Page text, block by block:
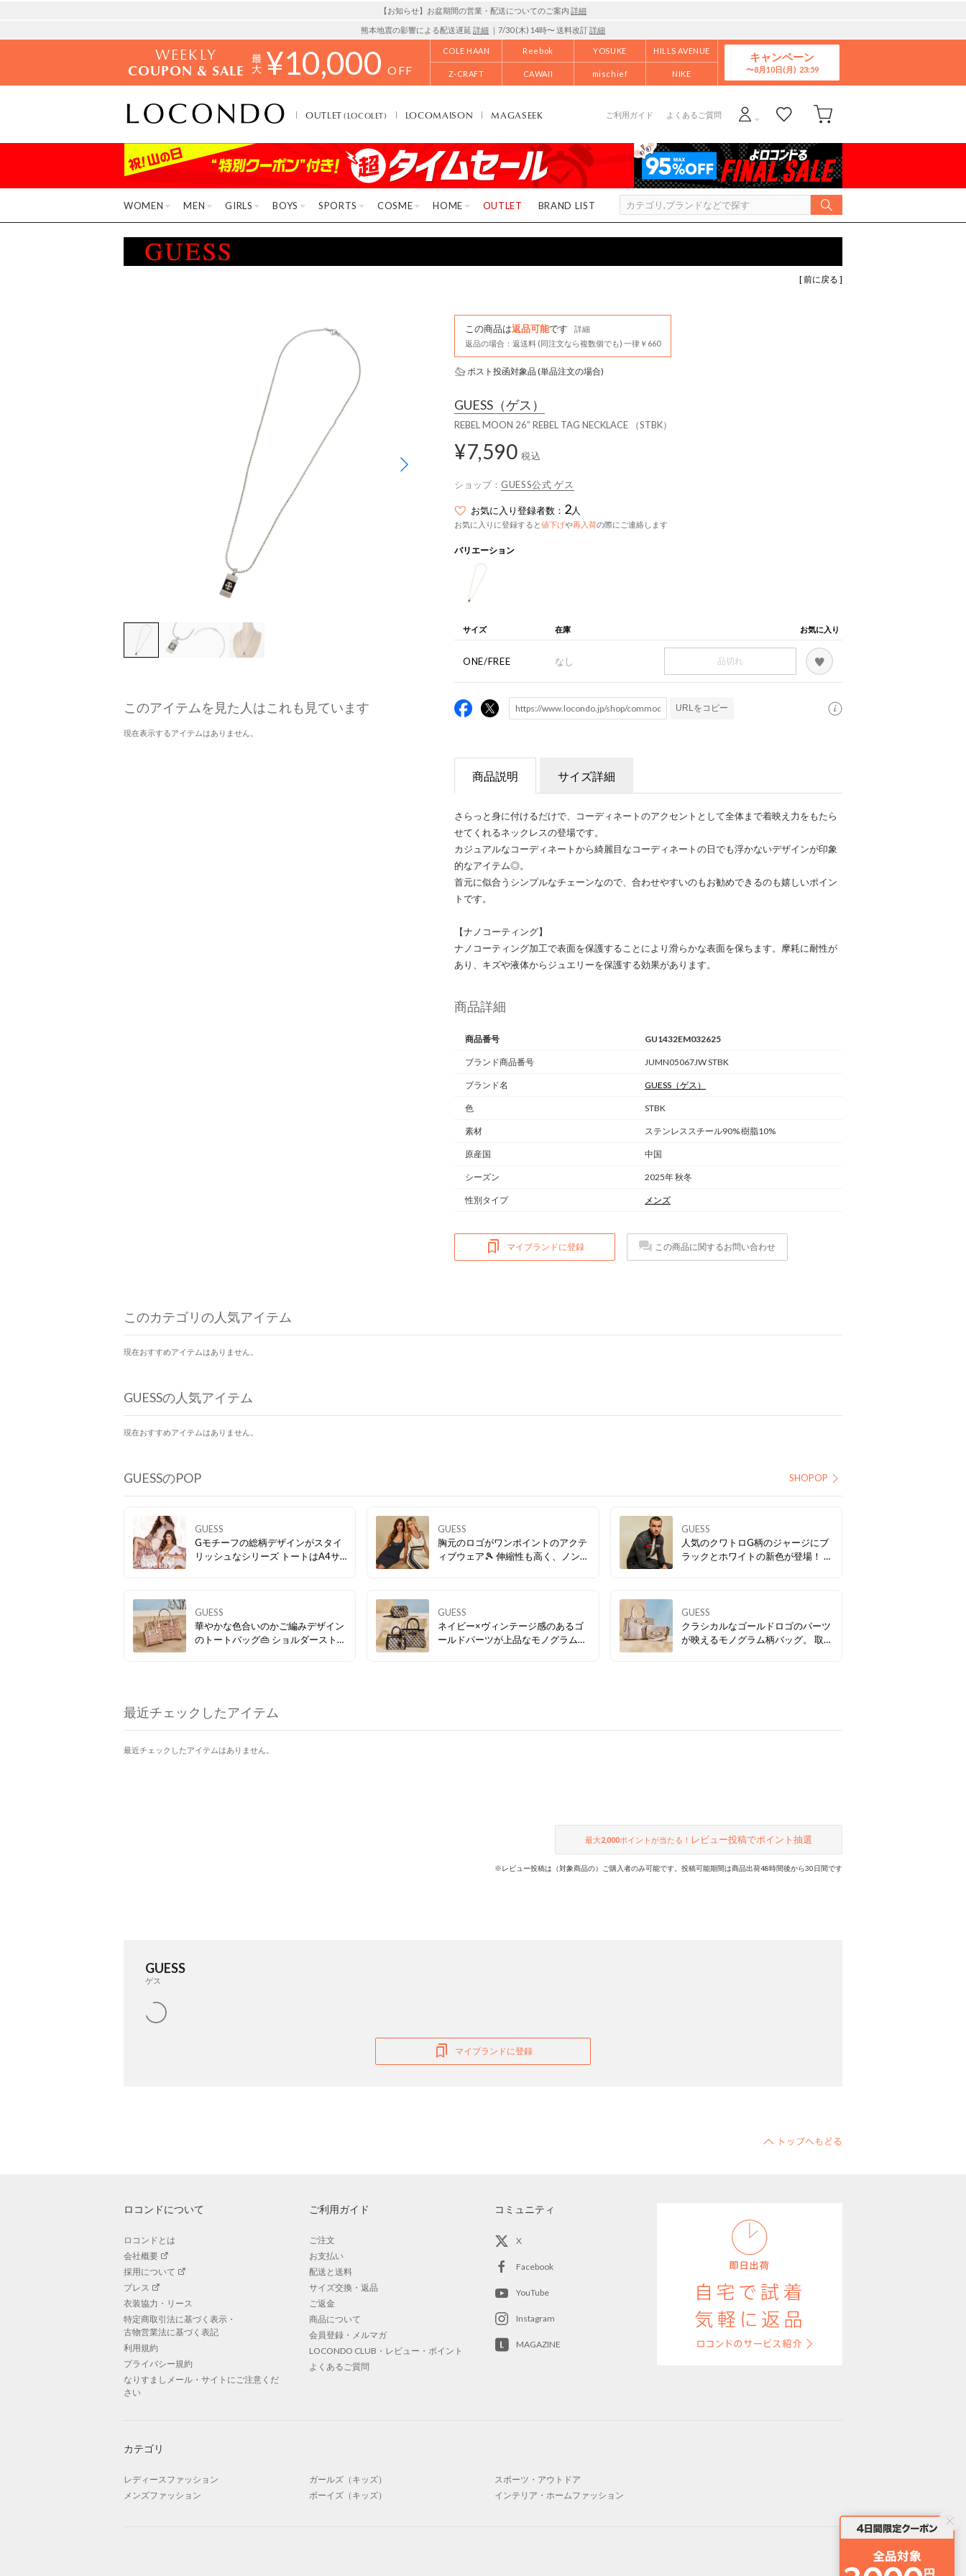
【お知らせ】お盆期間の営業・配送についてのご案内 詳細
熊本地震の影響による配送遅延 詳細 ｜7/30 (木) 14時〜 送料改訂詳細
WEEKLY
COUPON & SALE ¥10,000 OFF
COLE HAAN Reebok YOSUKE HILLS AVENUE
Z-CRAFT CAWAII mischief NIKE
キャンペーン
8月10日(月)
OUTLET(LOCOLET) LOCOMAISON MAGASEEK ご利用ガイド よくあるご質問
WOMEN MEN GIRLS BOYS SPORTS COSME HOME OUTLET BRAND LIST
[ 前に戻る ]
このアイテムを見た人はこれも見ています
現在表示するアイテムはありません。
この商品は返品可能です
詳細
返品の場合：返送料 (同注文なら複数個でも) 一律￥660
ポスト投函対象品 (単品注文の場合)
GUESS （ゲス）
REBEL MOON 26” REBEL TAG NECKLACE （STBK）
¥7,590 税込
ショップ： GUESS公式 ゲス
お気に入り登録者数： 2人
お気に入りに登録すると値下げや再入荷の際にご連絡します
バリエーション
サイズ 在庫 お気に入り
ONE/FREE なし 品切れ
URLをコピー
商品説明 サイズ詳細
さらっと身に付けるだけで、コーディネートのアクセントとして全体まで着映え力をもたら
せてくれるネックレスの登場です。
カジュアルなコーディネートから綺麗目なコーディネートの日でも浮かないデザインが印象
的なアイテム◎。
首元に似合うシンプルなチェーンなので、合わせやすいのもお勧めできるのも嬉しいポイン
トです。
【ナノコーティング】
ナノコーティング加工で表面を保護することにより滑らかな表面を保ちます。摩耗に耐性が
あり、キズや液体からジュエリーを保護する効果があります。
商品詳細
商品番号 GU1432EM032625
ブランド商品番号 JUMN05067JW STBK
ブランド名 GUESS （ゲス）
色 STBK
素材 ステンレススチール90% 樹脂10%
原産国 中国
シーズン 2025年 秋冬
性別タイプ メンズ
マイブランドに登録 この商品に関するお問い合わせ
このカテゴリの人気アイテム
現在おすすめアイテムはありません。
GUESSの人気アイテム
現在おすすめアイテムはありません。
GUESSのPOP SHOPOP
GUESS
Gモチーフの総柄デザインがスタイ
リッシュなシリーズ トートはA4サ
GUESS
胸元のロゴがワンポイントのアクテ
ィブウェア🎾 伸縮性も高く、ノンス
GUESS
人気のクワトロG柄のジャージにブ
ラックとホワイトの新色が登場！ ボ
GUESS
華やかな色合いのかご編みデザイン
のトートバッグ👜 ショルダーストラ
GUESS
ネイビー×ヴィンテージ感のあるゴ
ールドパーツが上品なモノグラム柄
GUESS
クラシカルなゴールドロゴのパーツ
が映えるモノグラム柄バッグ。 取り
最近チェックしたアイテム
最近チェックしたアイテムはありません。
最大2,000ポイントが当たる！ レビュー投稿でポイント抽選
※レビュー投稿は（対象商品の）ご購入者のみ可能です。投稿可能期間は商品出荷48時間後から30日間です
GUESS
ゲス
マイブランドに登録
ロコンドについて
ロコンドとは
会社概要
採用について
プレス
衣装協力・リース
特定商取引法に基づく表示・
古物営業法に基づく表記
利用規約
プライバシー規約
なりすましメール・サイトにご注意くだ
さい
ご利用ガイド
ご注文
お支払い
配送と送料
サイズ交換・返品
ご返金
商品について
会員登録・メルマガ
LOCONDO CLUB・レビュー・ポイント
よくあるご質問
コミュニティ
X
Facebook
YouTube
Instagram
MAGAZINE
カテゴリ
レディースファッション
メンズファッション
ガールズ（キッズ）
ボーイズ（キッズ）
スポーツ・アウトドア
インテリア・ホームファッション